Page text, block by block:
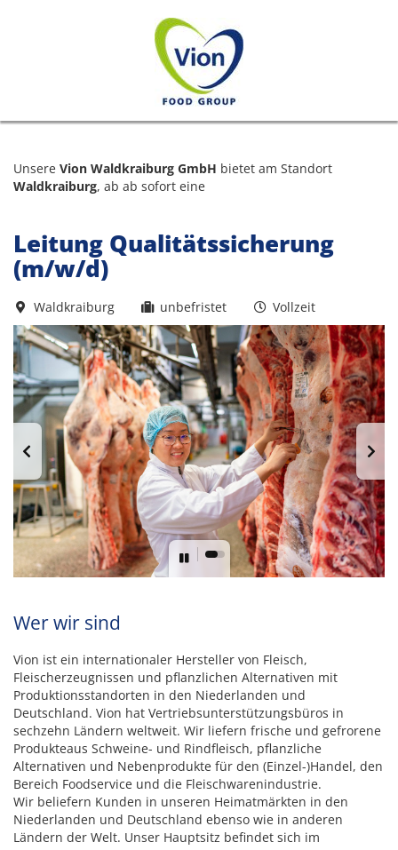
Unsere Vion Waldkraiburg GmbH bietet am Standort
Waldkraiburg, ab ab sofort eine
Leitung Qualitätssicherung
(m/w/d)
Waldkraiburg unbefristet Vollzeit
Wer wir sind
Vion ist ein internationaler Hersteller von Fleisch,
Fleischerzeugnissen und pflanzlichen Alternativen mit
Produktionsstandorten in den Niederlanden und
Deutschland. Vion hat Vertriebsunterstützungsbüros in
sechzehn Ländern weltweit. Wir liefern frische und gefrorene
Produkteaus Schweine- und Rindfleisch, pflanzliche
Alternativen und Nebenprodukte für den (Einzel-)Handel, den
Bereich Foodservice und die Fleischwarenindustrie.
Wir beliefern Kunden in unseren Heimatmärkten in den
Niederlanden und Deutschland ebenso wie in anderen
Ländern der Welt. Unser Hauptsitz befindet sich im